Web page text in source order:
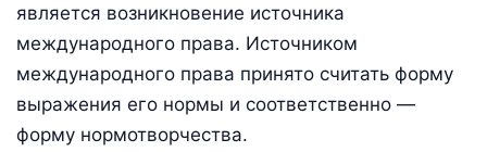
является возникновение источника
международного права. Источником
международного права принято считать форму
выражения его нормы и соответственно —
форму нормотворчества.